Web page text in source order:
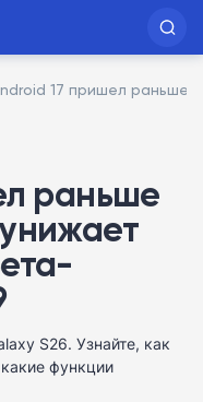
17 пришел раньше
раньше
S26. Узнайте, как
функции